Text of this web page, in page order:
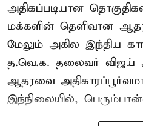
அதிகப்படியான
மக்களின் தெளிவான
மேலும் அகில இந்திய
த.வெ.க. தலைவர் விஜய்
ஆதரவை
இந்நிலையில்,